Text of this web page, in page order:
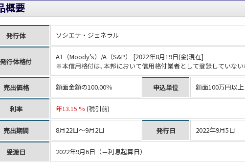
概要
発行体 ソシエテ・ジェネラル
発行体格付
A1（Moody’s）/A（S&P） [2022年8月19日(金)現在]
※本信用格付は､本邦において信用格付業者として登録していな
売出価格 額面金額の100.00％ 申込単位 額面100万円以
利率 年13.15 % (税引前)
売出期間 8月22日～9月2日 発行日 2022年9月5日
受渡日 2022年9月6日（＝利息起算日）